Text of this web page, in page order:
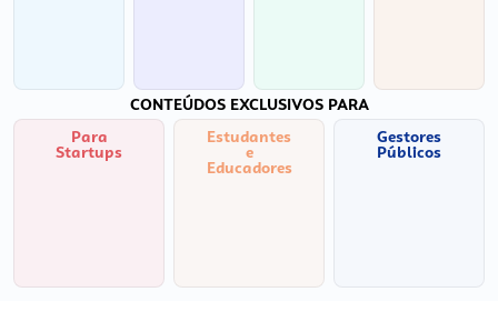
CONTEÚDOS EXCLUSIVOS PARA
Para
Startups
Estudantes
e
Educadores
Gestores
Públicos